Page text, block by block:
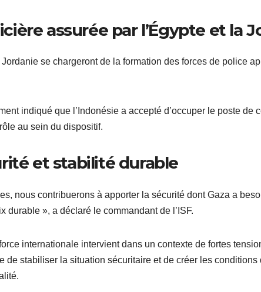
assurée par l’Égypte et la
Jordanie se chargeront de la formation des forces de police
indiqué que l’Indonésie a accepté d’occuper le poste de
au sein du dispositif.
et stabilité durable
nous contribuerons à apporter la sécurité dont Gaza a
durable », a déclaré le commandant de l’ISF.
internationale intervient dans un contexte de fortes
de stabiliser la situation sécuritaire et de créer les conditions